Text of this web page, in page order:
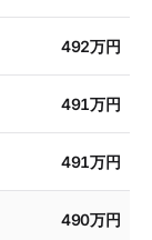
492万円
491万円
491万円
490万円